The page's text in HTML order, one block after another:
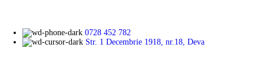
0728 452 782
Str. 1 Decembrie 1918, nr.18, Deva